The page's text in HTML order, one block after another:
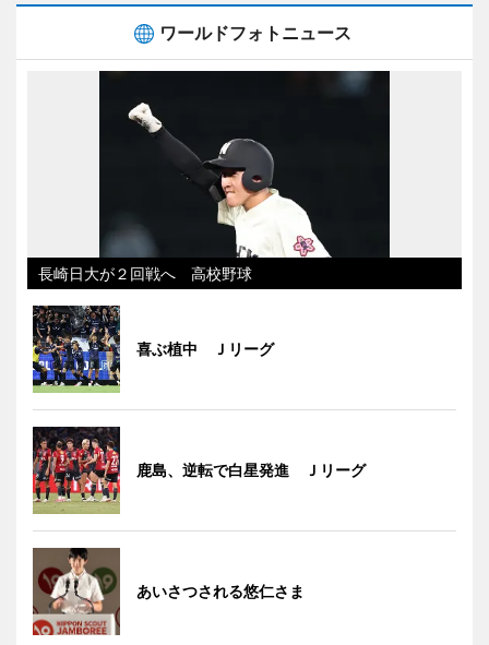
ワールドフォトニュース
長崎日大が２回戦へ 高校野球
喜ぶ植中 Ｊリーグ
鹿島、逆転で白星発進 Ｊリーグ
あいさつされる悠仁さま